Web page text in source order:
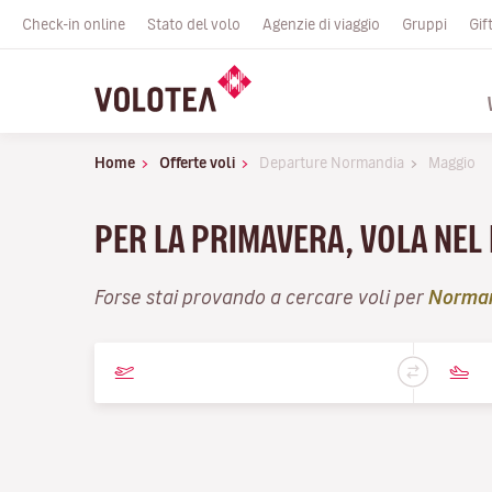
Check-in online Stato del volo Agenzie di viaggio Gruppi
Home Offerte voli Departure Normandia Maggio
PER LA PRIMAVERA, VOLA
Forse stai provando a cercare voli per